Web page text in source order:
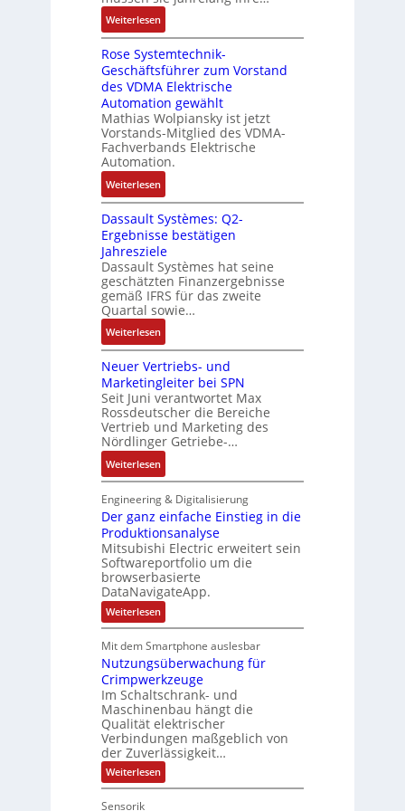
t
e
n
e
n
-
u
n
d
A
n
l
a
g
e
n
b
a
u
:
P
o
s
i
t
i
v
e
M
o
m
e
n
t
a
u
f
n
h
m
e
,
g
e
p
r
ä
g
u
l
i
t
u
r
n
-
K
i
t
E
n
c
o
d
e
r
s
e
r
t
e
L
a
s
e
r
r
i
a
n
g
u
l
a
t
i
o
n
Weiterlesen:
D
a
s
I
T
-
R
ü
c
k
g
r
a
t
d
e
r
F
a
b
r
i
k
Rose Systemtechnik-
Geschäftsführer zum Vorstand
des VDMA Elektrische
Automation gewählt
Mathias Wolpiansky ist jetzt
Vorstands-Mitglied des VDMA-
Fachverbands Elektrische
Automation.
Weiterlesen:
R
o
s
e
S
y
s
t
e
m
t
e
c
h
n
k
G
s
c
h
ä
f
t
s
f
ü
h
r
e
r
z
u
Dassault Systèmes: Q2-
Ergebnisse bestätigen
Jahresziele
Dassault Systèmes hat seine
geschätzten Finanzergebnisse
gemäß IFRS für das zweite
Quartal sowie…
Weiterlesen:
D
a
s
s
a
u
l
t
S
y
s
t
è
m
e
s
:
2
-
E
r
g
e
b
n
Neuer Vertriebs- und
Marketingleiter bei SPN
Seit Juni verantwortet Max
Rossdeutscher die Bereiche
Vertrieb und Marketing des
Nördlinger Getriebe-…
Weiterlesen:
N
e
u
e
r
V
e
r
t
i
e
b
s
-
u
n
d
M
Engineering & Digitalisierung
Der ganz einfache Einstieg in die
Produktionsanalyse
Mitsubishi Electric erweitert sein
Softwareportfolio um die
browserbasierte
DataNavigateApp.
Weiterlesen:
D
r
g
a
n
z
e
i
n
f
a
c
h
Mit dem Smartphone auslesbar
Nutzungsüberwachung für
Crimpwerkzeuge
Im Schaltschrank- und
Maschinenbau hängt die
Qualität elektrischer
Verbindungen maßgeblich von
der Zuverlässigkeit…
Weiterlesen:
N
Sensorik